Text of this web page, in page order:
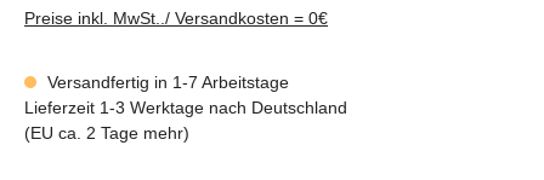
Preise inkl. MwSt../ Versandkosten = 0€
Versandfertig in 1-7 Arbeitstage
Lieferzeit 1-3 Werktage nach Deutschland
(EU ca. 2 Tage mehr)